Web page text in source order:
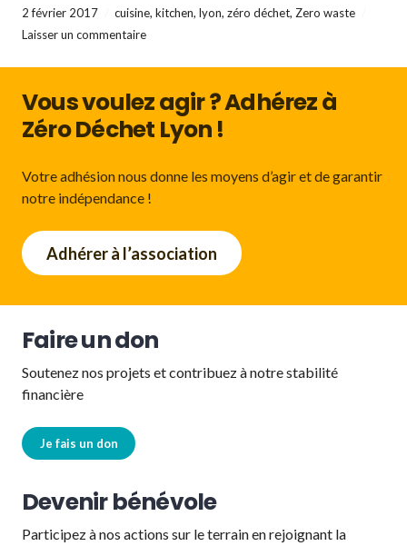
2 février 2017 cuisine, kitchen, lyon, zéro déchet, Zero waste
Laisser un commentaire
Vous voulez agir ? Adhérez à
Zéro Déchet Lyon !
Votre adhésion nous donne les moyens d’agir et de garantir
notre indépendance !
Adhérer à l’association
Faire un don
Soutenez nos projets et contribuez à notre stabilité
financière
Je fais un don
Devenir bénévole
Participez à nos actions sur le terrain en rejoignant la